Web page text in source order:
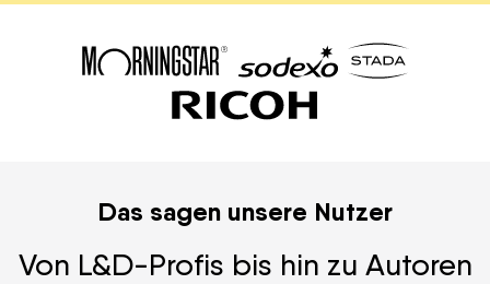
Das sagen unsere Nutzer
Von L&D-Profis bis hin zu Autoren